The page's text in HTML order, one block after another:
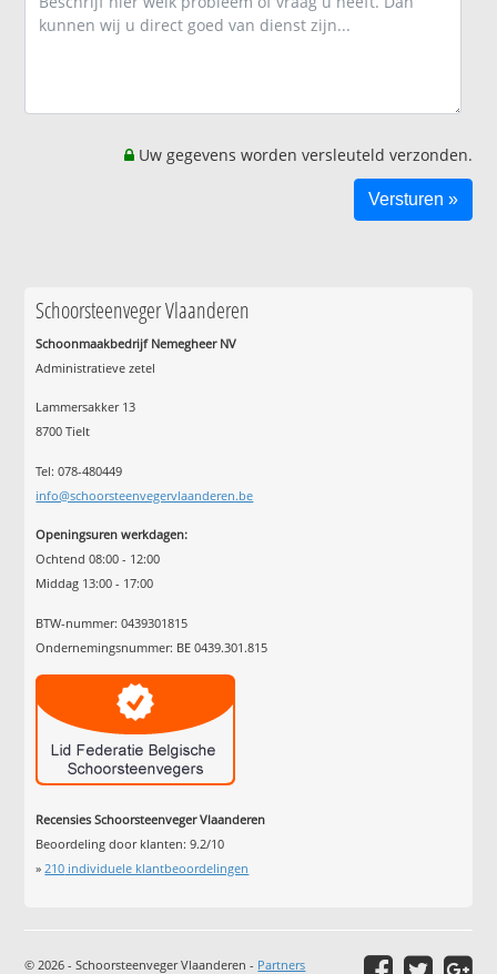
Uw gegevens worden versleuteld verzonden.
Schoorsteenveger Vlaanderen
Schoonmaakbedrijf Nemegheer NV
Administratieve zetel
Lammersakker 13
8700 Tielt
Tel: 078-480449
info@schoorsteenvegervlaanderen.be
Openingsuren werkdagen:
Ochtend 08:00 - 12:00
Middag 13:00 - 17:00
BTW-nummer: 0439301815
Ondernemingsnummer: BE 0439.301.815
Recensies Schoorsteenveger Vlaanderen
Beoordeling door klanten:9.2/10
»210 individuele klantbeoordelingen
© 2026 - Schoorsteenveger Vlaanderen - Partners